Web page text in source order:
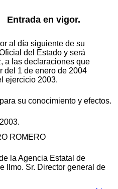
en vigor.
al día siguiente de su
del Estado y será
a las declaraciones que
del 1 de enero de 2004
ejercicio 2003.
su conocimiento y efectos.
ROMERO
la Agencia Estatal de
Ilmo. Sr. Director general de